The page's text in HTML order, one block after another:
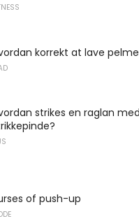
korrekt at lave
strikes en raglan med
of push-up